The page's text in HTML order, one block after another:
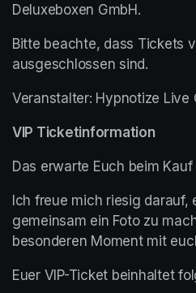
Deluxeboxen GmbH.
Bitte beachte, dass Tickets
ausgeschlossen sind.
Veranstalter: Hypnotize Live
VIP Ticketinformation
Das erwarte Euch beim Kauf
Ich freue mich riesig darauf,
gemeinsam ein Foto zu
besonderen Moment mit
Euer VIP-Ticket beinhaltet